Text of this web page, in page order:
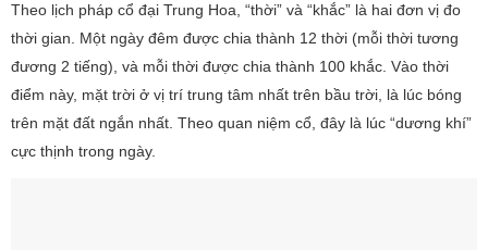
Theo lịch pháp cổ đại Trung Hoa, “thời” và “khắc” là hai đơn vị đo
thời gian. Một ngày đêm được chia thành 12 thời (mỗi thời tương
đương 2 tiếng), và mỗi thời được chia thành 100 khắc. Vào thời
điểm này, mặt trời ở vị trí trung tâm nhất trên bầu trời, là lúc bóng
trên mặt đất ngắn nhất. Theo quan niệm cổ, đây là lúc “dương khí”
cực thịnh trong ngày.